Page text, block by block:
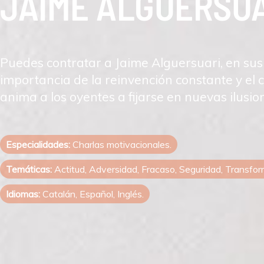
Puedes contratar a Jaime Alguersuari, en
importancia de la reinvención constante y el
anima a los oyentes a fijarse en nuevas
Especialidades: Charlas motivacionales.
Temáticas: Actitud, Adversidad, Fracaso, Seguridad,
Idiomas: Catalán, Español, Inglés.